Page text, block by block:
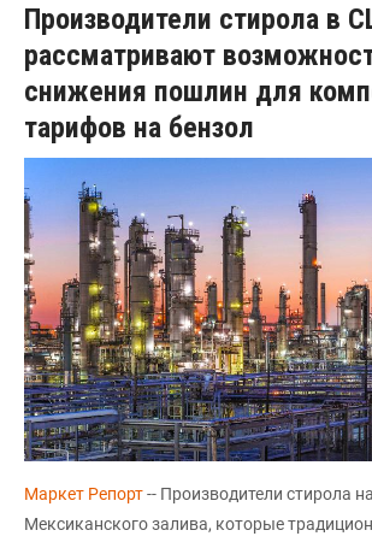
Производители стирола в
рассматривают
снижения пошлин для
тарифов на бензол
Маркет Репорт-- Производители стирола
Мексиканского залива, которые